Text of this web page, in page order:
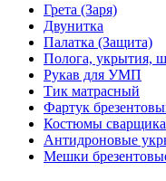
Грета (Заря)
Двунитка
Палатка (Защита)
Полога, укрытия,
Рукав для УМП
Тик матрасный
Фартук
Костюмы сварщика
Антидроновые
Мешки